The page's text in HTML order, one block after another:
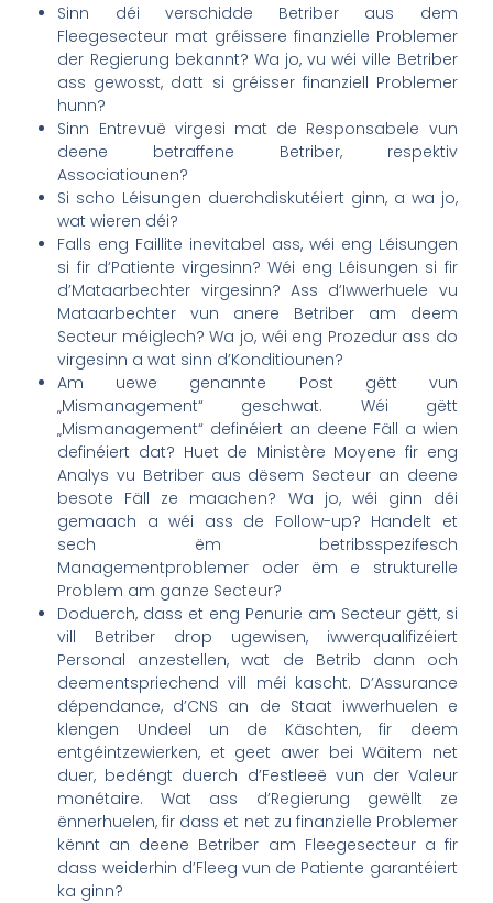
Sinn déi verschidde Betriber aus dem
Fleegesecteur mat gréissere finanzielle Problemer
der Regierung bekannt? Wa jo, vu wéi ville Betriber
ass gewosst, datt si gréisser finanziell Problemer
hunn?
Sinn Entrevuë virgesi mat de Responsabele vun
deene betraffene Betriber, respektiv
Associatiounen?
Si scho Léisungen duerchdiskutéiert ginn, a wa jo,
wat wieren déi?
Falls eng Faillite inevitabel ass, wéi eng Léisungen
si fir d‘Patiente virgesinn? Wéi eng Léisungen si fir
d’Mataarbechter virgesinn? Ass d’Iwwerhuele vu
Mataarbechter vun anere Betriber am deem
Secteur méiglech? Wa jo, wéi eng Prozedur ass do
virgesinn a wat sinn d’Konditiounen?
Am uewe genannte Post gëtt vun
„Mismanagement“ geschwat. Wéi gëtt
„Mismanagement“ definéiert an deene Fäll a wien
definéiert dat? Huet de Ministère Moyene fir eng
Analys vu Betriber aus dësem Secteur an deene
besote Fäll ze maachen? Wa jo, wéi ginn déi
gemaach a wéi ass de Follow-up? Handelt et
sech ëm betribsspezifesch
Managementproblemer oder ëm e strukturelle
Problem am ganze Secteur?
Doduerch, dass et eng Penurie am Secteur gëtt, si
vill Betriber drop ugewisen, iwwerqualifizéiert
Personal anzestellen, wat de Betrib dann och
deementspriechend vill méi kascht. D’Assurance
dépendance, d’CNS an de Staat iwwerhuelen e
klengen Undeel un de Käschten, fir deem
entgéintzewierken, et geet awer bei Wäitem net
duer, bedéngt duerch d’Festleeë vun der Valeur
monétaire. Wat ass d’Regierung gewëllt ze
ënnerhuelen, fir dass et net zu finanzielle Problemer
kënnt an deene Betriber am Fleegesecteur a fir
dass weiderhin d’Fleeg vun de Patiente garantéiert
ka ginn?